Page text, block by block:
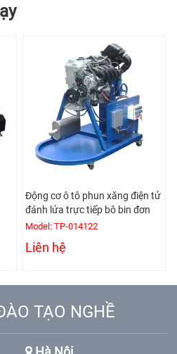
Động cơ ô tô phun xăng điện tử
đánh lửa trực tiếp bô bin đơn
Model: TP-014122
Liên hệ
TẠO NGHỀ